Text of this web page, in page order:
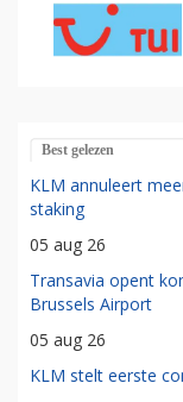
Best gelezen
KLM annuleert
staking
05 aug 26
Transavia opent
Brussels Airport
05 aug 26
KLM stelt eerste